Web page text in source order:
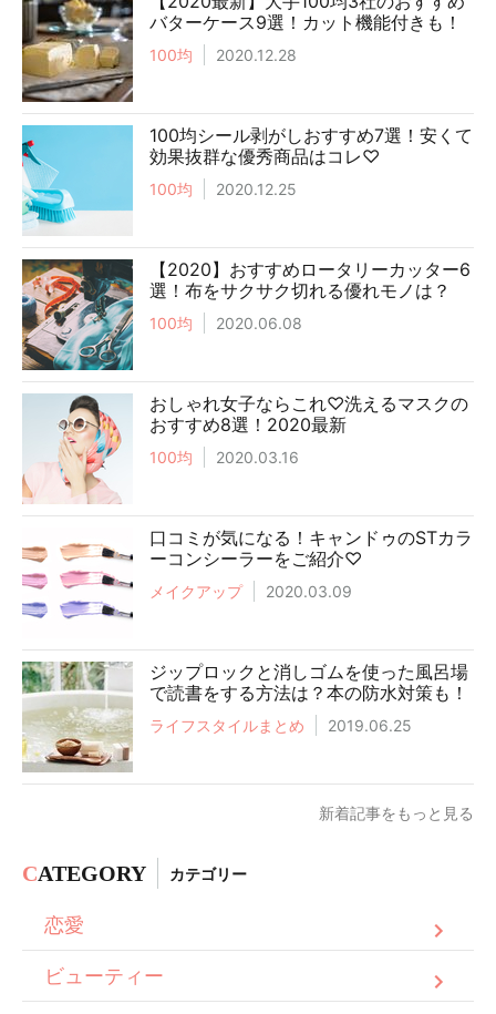
バターケース9選！カット機能付きも！
100均 2020.12.28
100均シール剥がしおすすめ7選！安くて
効果抜群な優秀商品はコレ♡
100均 2020.12.25
【2020】おすすめロータリーカッター6
選！布をサクサク切れる優れモノは？
100均 2020.06.08
おしゃれ女子ならこれ♡洗えるマスクの
おすすめ8選！2020最新
100均 2020.03.16
口コミが気になる！キャンドゥのSTカラ
ーコンシーラーをご紹介♡
メイクアップ 2020.03.09
ジップロックと消しゴムを使った風呂場
で読書をする方法は？本の防水対策も！
ライフスタイルまとめ 2019.06.25
新着記事をもっと見る
CATEGORY カテゴリー
恋愛
ビューティー